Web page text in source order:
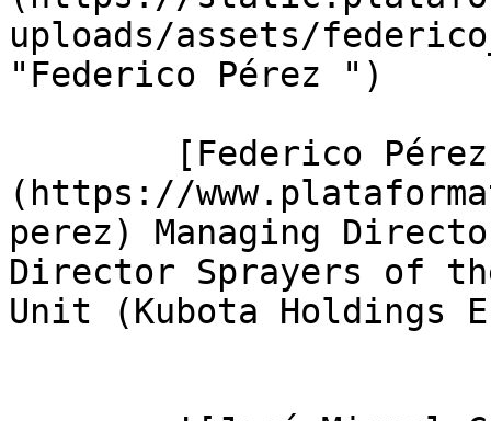
uploads/assets/
"Federico Pérez ")
(https://
perez) Managing
Director Sprayers of
Unit (Kubota Holdings